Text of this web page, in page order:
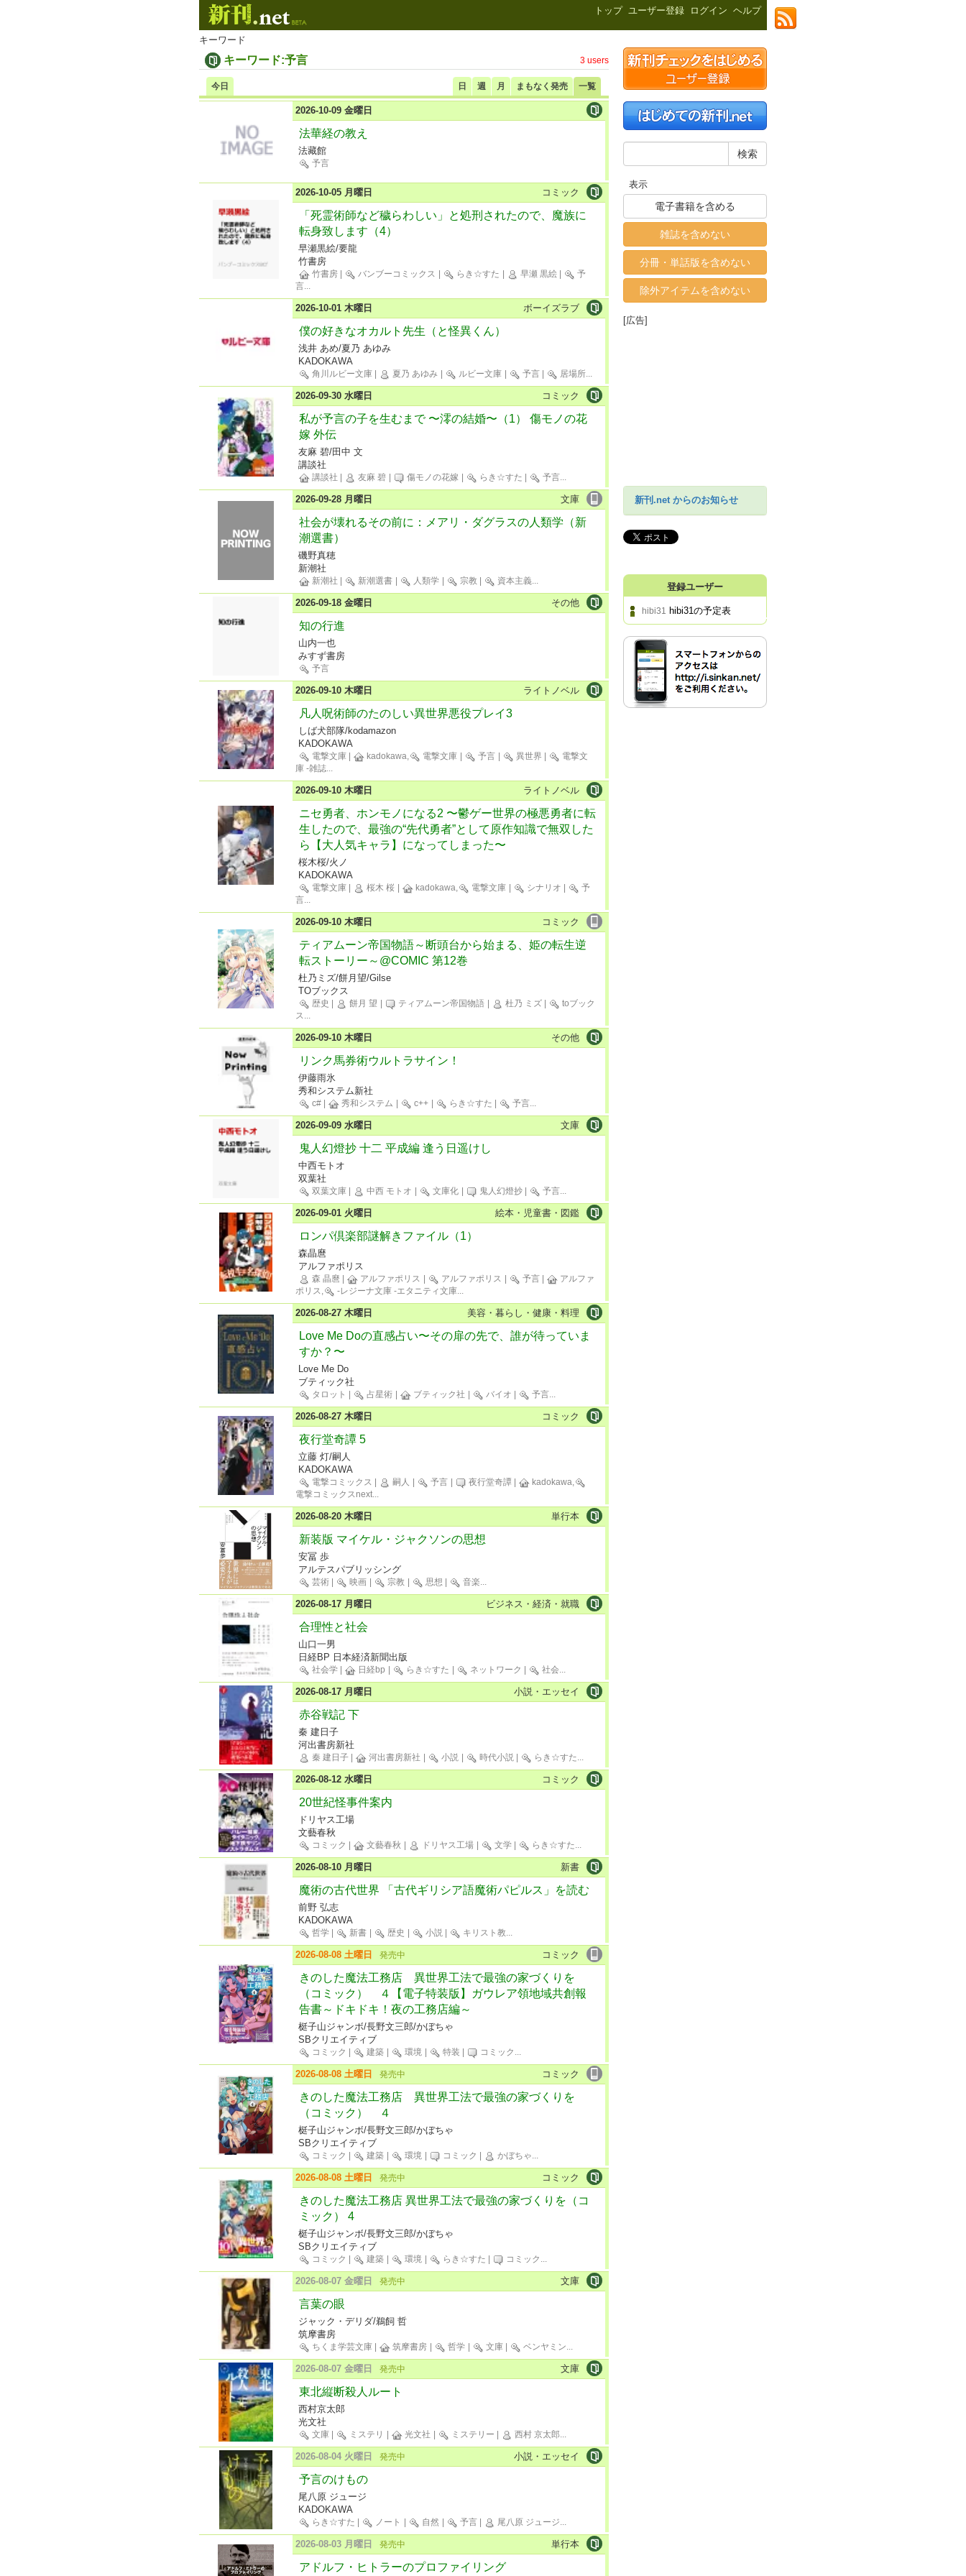
トップ ユーザー登録 ログイン ヘルプ
キーワード
キーワード:予言 3 users
日 週 月 まもなく発売 一覧
今日
2026-10-09 金曜日
法華経の教え
法藏館
予言
コミック
2026-10-05 月曜日
「死霊術師など穢らわしい」と処刑されたので、魔族に
転身致します（4）
早瀬黒絵/要龍
竹書房
竹書房 バンブーコミックス らき☆すた 早瀬 黒絵
予
言...
ボーイズラブ
2026-10-01 木曜日
僕の好きなオカルト先生（と怪異くん）
浅井 あめ/夏乃 あゆみ
KADOKAWA
角川ルビー文庫 夏乃 あゆみ ルビー文庫 予言 居場所...
コミック
2026-09-30 水曜日
私が予言の子を生むまで 〜澪の結婚〜（1） 傷モノの花
嫁 外伝
友麻 碧/田中 文
講談社
講談社 友麻 碧 傷モノの花嫁 らき☆すた 予言...
文庫
2026-09-28 月曜日
社会が壊れるその前に：メアリ・ダグラスの人類学（新
潮選書）
磯野真穂
新潮社
新潮社 新潮選書 人類学 宗教 資本主義...
その他
2026-09-18 金曜日
知の行進
山内一也
みすず書房
予言
ライトノベル
2026-09-10 木曜日
凡人呪術師のたのしい異世界悪役プレイ3
しば犬部隊/kodamazon
KADOKAWA
電撃文庫 kadokawa, 電撃文庫 予言 異世界
電撃文
庫 -雑誌...
ライトノベル
2026-09-10 木曜日
ニセ勇者、ホンモノになる2 〜鬱ゲー世界の極悪勇者に転
生したので、最強の“先代勇者”として原作知識で無双した
ら【大人気キャラ】になってしまった〜
桜木桜/火ノ
KADOKAWA
電撃文庫 桜木 桜 kadokawa, 電撃文庫 シナリオ
予
言...
コミック
2026-09-10 木曜日
ティアムーン帝国物語～断頭台から始まる、姫の転生逆
転ストーリー～@COMIC 第12巻
杜乃ミズ/餅月望/Gilse
TOブックス
歴史 餅月 望 ティアムーン帝国物語 杜乃 ミズ
toブック
ス...
その他
2026-09-10 木曜日
リンク馬券術ウルトラサイン！
伊藤雨氷
秀和システム新社
c# 秀和システム c++ らき☆すた 予言...
文庫
2026-09-09 水曜日
鬼人幻燈抄 十二 平成編 逢う日遥けし
中西モトオ
双葉社
双葉文庫 中西 モトオ 文庫化 鬼人幻燈抄 予言...
絵本・児童書・図鑑
2026-09-01 火曜日
ロンパ倶楽部謎解きファイル（1）
森晶麿
アルファポリス
森 晶麿 アルファポリス アルファポリス 予言
アルファ
ポリス,
-レジーナ文庫 -エタニティ文庫...
美容・暮らし・健康・料理
2026-08-27 木曜日
Love Me Doの直感占い〜その扉の先で、誰が待っていま
すか？〜
Love Me Do
ブティック社
タロット 占星術 ブティック社 バイオ 予言...
コミック
2026-08-27 木曜日
夜行堂奇譚 5
立藤 灯/嗣人
KADOKAWA
電撃コミックス 嗣人 予言 夜行堂奇譚
kadokawa,
電撃コミックスnext...
単行本
2026-08-20 木曜日
新装版 マイケル・ジャクソンの思想
安冨 歩
アルテスパブリッシング
芸術 映画 宗教 思想 音楽...
ビジネス・経済・就職
2026-08-17 月曜日
合理性と社会
山口一男
日経BP 日本経済新聞出版
社会学 日経bp らき☆すた ネットワーク 社会...
小説・エッセイ
2026-08-17 月曜日
赤谷戦記 下
秦 建日子
河出書房新社
秦 建日子 河出書房新社 小説 時代小説 らき☆すた...
コミック
2026-08-12 水曜日
20世紀怪事件案内
ドリヤス工場
文藝春秋
コミック 文藝春秋 ドリヤス工場 文学 らき☆すた...
新書
2026-08-10 月曜日
魔術の古代世界 「古代ギリシア語魔術パピルス」を読む
前野 弘志
KADOKAWA
哲学 新書 歴史 小説 キリスト教...
コミック
2026-08-08 土曜日 発売中
きのした魔法工務店 異世界工法で最強の家づくりを
（コミック） ４【電子特装版】ガウレア領地域共創報
告書～ドキドキ！夜の工務店編～
梃子山ジャンボ/長野文三郎/かぼちゃ
SBクリエイティブ
コミック 建築 環境 特装 コミック ...
コミック
2026-08-08 土曜日 発売中
きのした魔法工務店 異世界工法で最強の家づくりを
（コミック） ４
梃子山ジャンボ/長野文三郎/かぼちゃ
SBクリエイティブ
コミック 建築 環境 コミック かぼちゃ...
コミック
2026-08-08 土曜日 発売中
きのした魔法工務店 異世界工法で最強の家づくりを（コ
ミック） 4
梃子山ジャンボ/長野文三郎/かぼちゃ
SBクリエイティブ
コミック 建築 環境 らき☆すた コミック ...
文庫
2026-08-07 金曜日 発売中
言葉の眼
ジャック・デリダ/鵜飼 哲
筑摩書房
ちくま学芸文庫 筑摩書房 哲学 文庫 ベンヤミン...
文庫
2026-08-07 金曜日 発売中
東北縦断殺人ルート
西村京太郎
光文社
文庫 ミステリ 光文社 ミステリー 西村 京太郎...
小説・エッセイ
2026-08-04 火曜日 発売中
予言のけもの
尾八原 ジュージ
KADOKAWA
らき☆すた ノート 自然 予言 尾八原 ジュージ...
単行本
2026-08-03 月曜日 発売中
アドルフ・ヒトラーのプロファイリング
表示
電子書籍を含める
雑誌を含めない
分冊・単話版を含めない
除外アイテムを含めない
[広告]
新刊.net からのお知らせ
登録ユーザー
hibi31 hibi31の予定表